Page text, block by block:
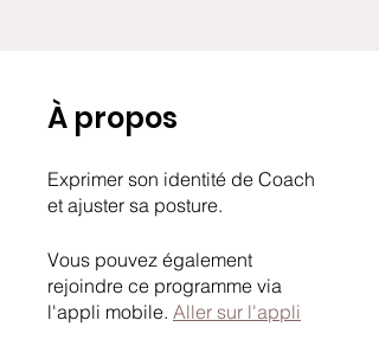
À propos
Exprimer son identité de Coach
et ajuster sa posture.
Vous pouvez également
rejoindre ce programme via
l'appli mobile. Aller sur l'appli